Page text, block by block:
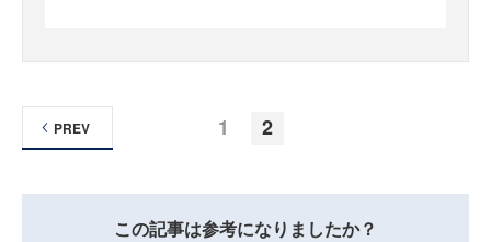
1 2
PREV
この記事は参考になりましたか？